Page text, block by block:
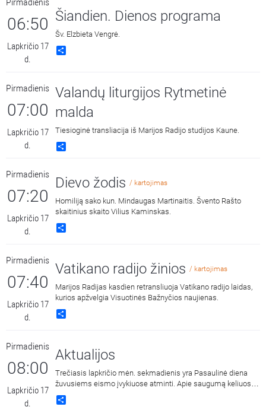
06:50
Lapkričio 17
d.
Šiandien. Dienos programa
Šv. Elzbieta Vengrė.
Pirmadienis
07:00
Lapkričio 17
d.
Valandų liturgijos Rytmetinė
malda
Tiesioginė transliacija iš Marijos Radijo studijos Kaune.
Pirmadienis
07:20
Lapkričio 17
d.
Dievo žodis / kartojimas
Homiliją sako kun. Mindaugas Martinaitis. Švento Rašto
skaitinius skaito Vilius Kaminskas.
Pirmadienis
07:40
Lapkričio 17
d.
Vatikano radijo žinios / kartojimas
Marijos Radijas kasdien retransliuoja Vatikano radijo laidas,
kurios apžvelgia Visuotinės Bažnyčios naujienas.
Pirmadienis
08:00
Lapkričio 17
d.
Aktualijos
Trečiasis lapkričio mėn. sekmadienis yra Pasaulinė diena
žuvusiems eismo įvykiuose atminti. Apie saugumą keliuose
kalba Vilniaus apskrities Vyriausiojo policijos komisariato
Kelių policijos skyriaus vyriausiasis specialistas Donatas